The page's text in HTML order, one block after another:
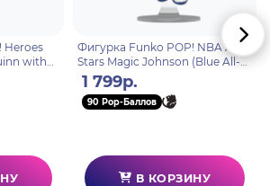
Heroes
with
Фигурка Funko POP! NBA All-
Stars Magic Johnson (Blue All-
Star Uni 1992) (138) 59373
1 799р.
90 Pop-Баллов
В КОРЗИНУ